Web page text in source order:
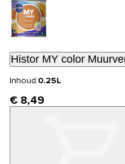
Histor MY color
Inhoud:0.25L
€ 8,49